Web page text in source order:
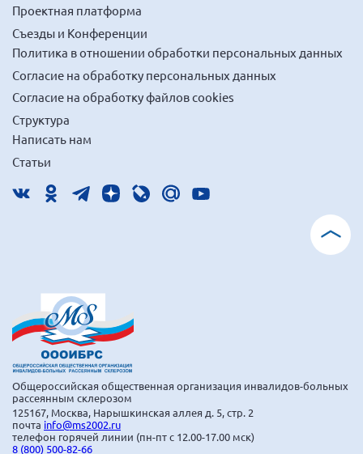
Республика Калмыкия
Республика Хакасия
Ростовская область
г. Санкт-Петербург
г. Севастополь
Самарская область ПРИЗМА
Самарская область СГОРС
Томская область
Тульская область
Ульяновская область
Челябинская область
Ярославская область
Проектная платформа
Съезды и Конференции
Политика в отношении обработки персональных данных
Согласие на обработку персональных данных
Согласие на обработку файлов cookies
Структура
Написать нам
Статьи
Общероссийская общественная организация инвалидов-больных
рассеянным склерозом
125167, Москва, Нарышкинская аллея д. 5, стр. 2
почта info@ms2002.ru
телефон горячей линии (пн-пт с 12.00-17.00 мск)
8 (800) 500-82-66